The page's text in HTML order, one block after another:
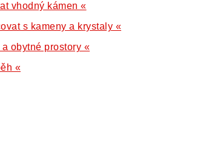
vhodný kámen «
s kameny a krystaly «
obytné prostory «
«